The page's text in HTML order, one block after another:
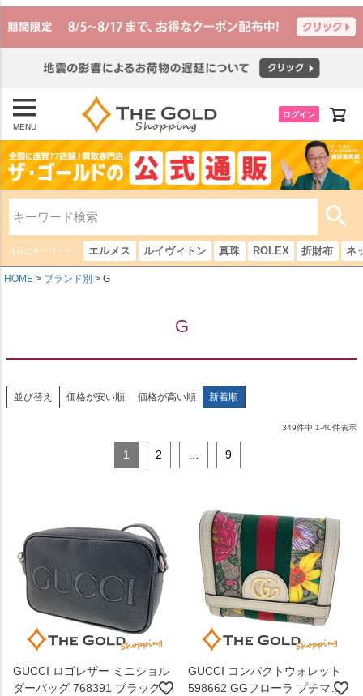
MENU
ログイン
注目のキーワード： エルメス ルイヴィトン 真珠 ROLEX 折財布 ネ
HOME ブランド別 G
G
並び替え 価格が安い順 価格が高い順 新着順
349件中 1-40件表示
1 2 … 9
GUCCI ロゴレザー ミニショル
ダーバッグ 768391 ブラック レ
GUCCI コンパクトウォレット
598662 GGフローラ プチマー